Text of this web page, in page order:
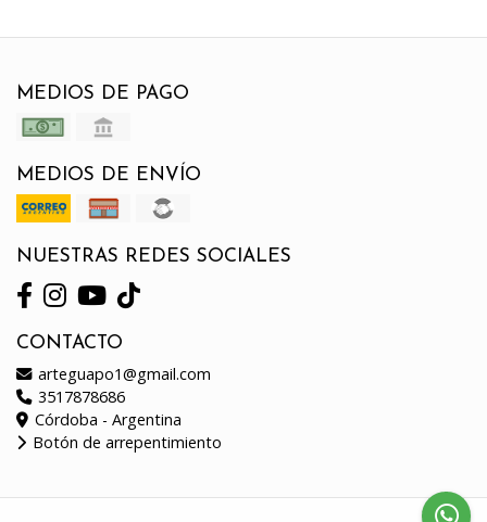
MEDIOS DE PAGO
MEDIOS DE ENVÍO
NUESTRAS REDES SOCIALES
CONTACTO
arteguapo1@gmail.com
3517878686
Córdoba - Argentina
Botón de arrepentimiento